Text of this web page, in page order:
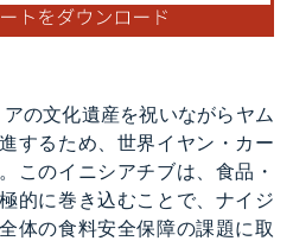
の文化遺産を祝いながらヤム
するため、世界イヤン・カー
このイニシアチブは、食品・
的に巻き込むことで、ナイジ
体の食料安全保障の課題に取